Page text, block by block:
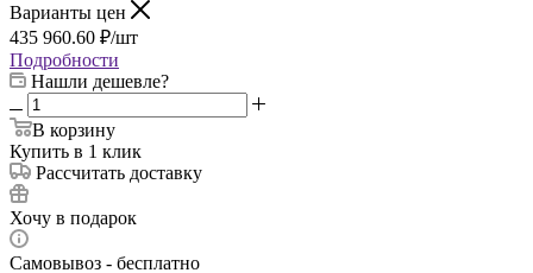
Варианты цен
435 960.60 ₽/шт
Подробности
Нашли дешевле?
В корзину
Купить в 1 клик
Рассчитать доставку
Хочу в подарок
Самовывоз - бесплатно